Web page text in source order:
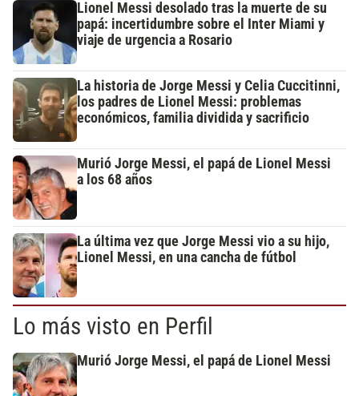
Lionel Messi desolado tras la muerte de su
papá: incertidumbre sobre el Inter Miami y
viaje de urgencia a Rosario
La historia de Jorge Messi y Celia Cuccitinni,
los padres de Lionel Messi: problemas
económicos, familia dividida y sacrificio
Murió Jorge Messi, el papá de Lionel Messi
a los 68 años
La última vez que Jorge Messi vio a su hijo,
Lionel Messi, en una cancha de fútbol
Lo más visto en Perfil
Murió Jorge Messi, el papá de Lionel Messi